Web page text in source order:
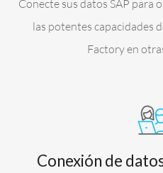
Conecte sus datos SAP para
las potentes capacidades
Factory en
Conexión de